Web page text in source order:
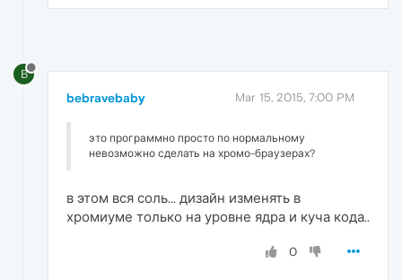
B
bebravebaby Mar 15, 2015, 7:00 PM
это программно просто по нормальному
невозможно сделать на хромо-браузерах?
в этом вся соль... дизайн изменять в
хромиуме только на уровне ядра и куча кода..
0